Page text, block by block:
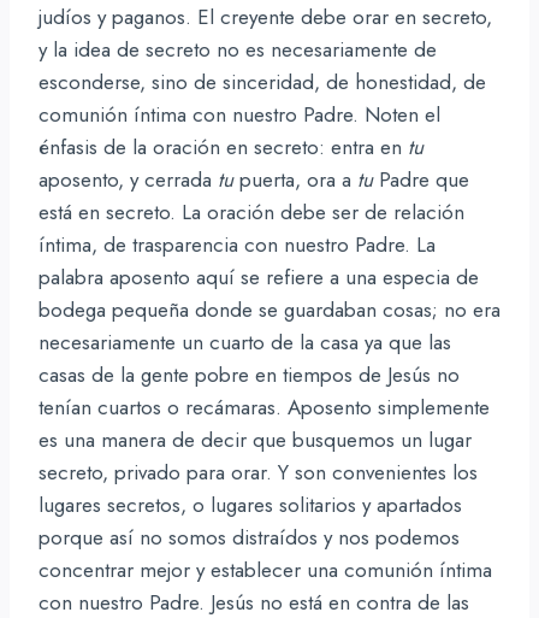
judíos y paganos. El creyente debe orar en secreto,
y la idea de secreto no es necesariamente de
esconderse, sino de sinceridad, de honestidad, de
comunión íntima con nuestro Padre. Noten el
énfasis de la oración en secreto: entra en tu
aposento, y cerrada tupuerta, ora a tu Padre que
está en secreto. La oración debe ser de relación
íntima, de trasparencia con nuestro Padre. La
palabra aposento aquí se refiere a una especia de
bodega pequeña donde se guardaban cosas; no era
necesariamente un cuarto de la casa ya que las
casas de la gente pobre en tiempos de Jesús no
tenían cuartos o recámaras. Aposento simplemente
es una manera de decir que busquemos un lugar
secreto, privado para orar. Y son convenientes los
lugares secretos, o lugares solitarios y apartados
porque así no somos distraídos y nos podemos
concentrar mejor y establecer una comunión íntima
con nuestro Padre. Jesús no está en contra de las